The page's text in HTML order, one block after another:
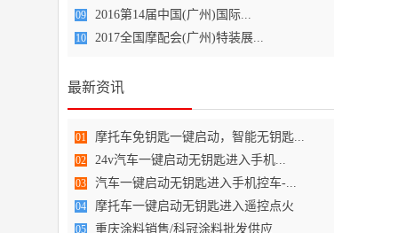
09 2016第14届中国(广州)国际...
10 2017全国摩配会(广州)特装展...
最新资讯
01 摩托车免钥匙一键启动，智能无钥匙...
02 24v汽车一键启动无钥匙进入手机...
03 汽车一键启动无钥匙进入手机控车-...
04 摩托车一键启动无钥匙进入遥控点火
05 重庆涂料销售/科冠涂料批发供应